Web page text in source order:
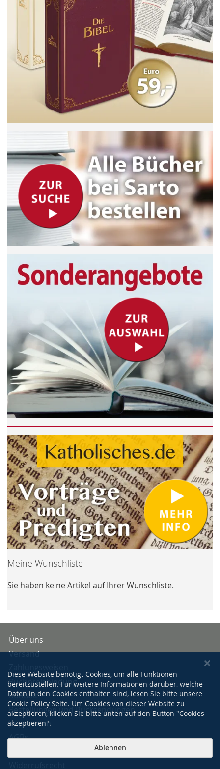
Meine Wunschliste
Sie haben keine Artikel auf Ihrer Wunschliste.
Über uns
Versand
Buchpreisbindung
Kontakt
Bestellungen und Rücksendungen
Impressum
AGBs
Diese Website benötigt Cookies, um alle Funktionen
bereitzustellen. Für weitere Informationen darüber, welche
Daten in den Cookies enthalten sind, lesen Sie bitte unsere
Cookie Policy Seite. Um Cookies von dieser Website zu
akzeptieren, klicken Sie bitte unten auf den Button "Cookies
akzeptieren".
Ablehnen